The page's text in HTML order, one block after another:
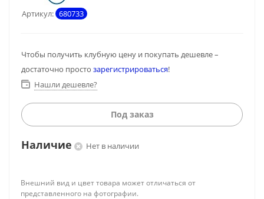
Артикул: 680733
Чтобы получить клубную цену и покупать дешевле –
достаточно просто зарегистрироваться!
Нашли дешевле?
Под заказ
Наличие Нет в наличии
Внешний вид и цвет товара может отличаться от
представленного на фотографии.